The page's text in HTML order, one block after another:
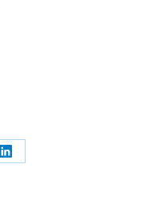
Share